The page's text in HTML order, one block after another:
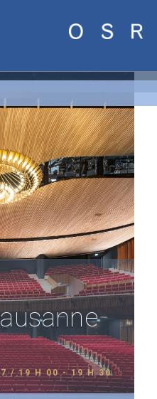
/ 19 H 00-19 H 30